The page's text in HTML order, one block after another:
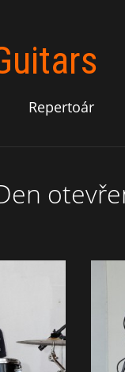
Repertoár